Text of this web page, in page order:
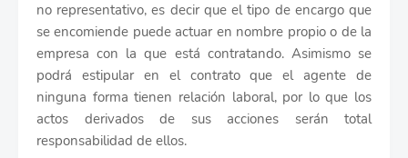
no representativo, es decir que el tipo de encargo que
se encomiende puede actuar en nombre propio o de la
empresa con la que está contratando. Asimismo se
podrá estipular en el contrato que el agente de
ninguna forma tienen relación laboral, por lo que los
actos derivados de sus acciones serán total
responsabilidad de ellos.